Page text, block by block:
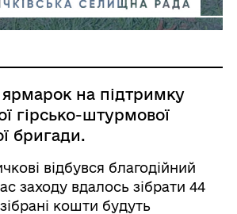
ярмарок на підтримку
гірсько-штурмової
бригади.
відбувся благодійний
заходу вдалось зібрати 44
кошти будуть